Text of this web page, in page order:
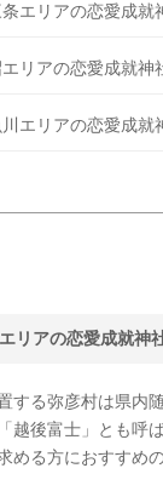
エリアの恋愛成就
リアの恋愛成就神
川エリアの恋愛成就
リアの恋愛成就神
する弥彦村は県内
越後富士」とも呼
める方におすすめ